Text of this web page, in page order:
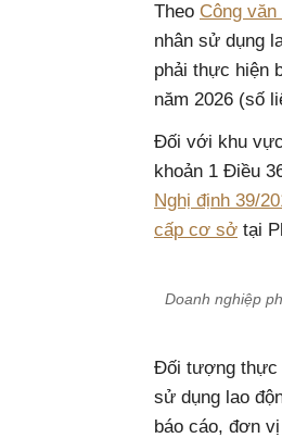
Theo Công
nhân sử dụng
phải thực hiện
năm 2026 (số
Đối với khu
khoản 1 Điều
Nghị định 39/
cấp cơ sở tại
Doanh nghiệp
Đối tượng thực
sử dụng lao
báo cáo, đơn